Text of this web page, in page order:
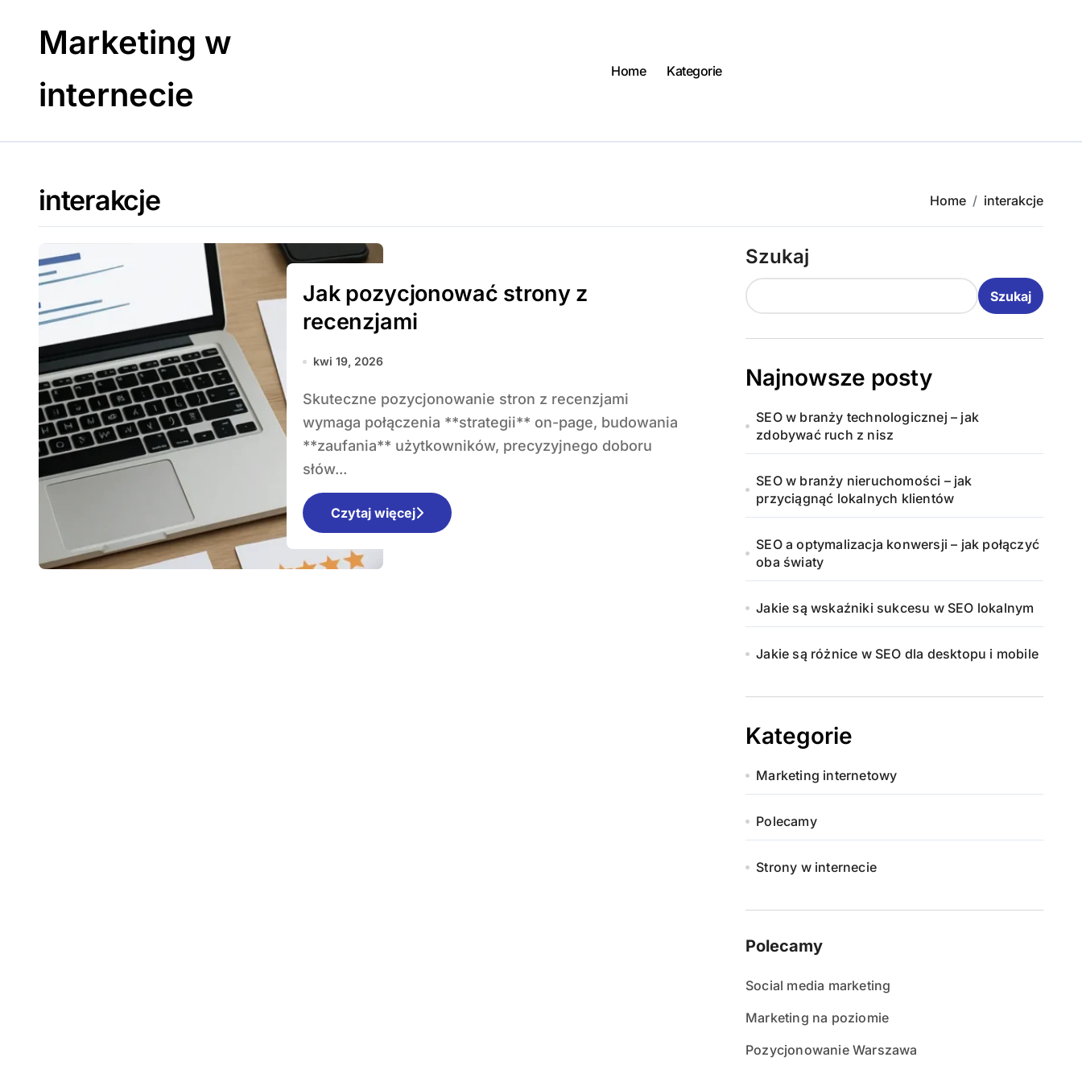
Marketing w
internecie
Home Kategorie
interakcje Home interakcje
Jak pozycjonować strony z
recenzjami
kwi 19, 2026
Skuteczne pozycjonowanie stron z recenzjami
wymaga połączenia **strategii** on-page, budowania
**zaufania** użytkowników, precyzyjnego doboru
słów...
Czytaj więcej
Szukaj
Szukaj
Najnowsze posty
SEO w branży technologicznej – jak
zdobywać ruch z nisz
SEO w branży nieruchomości – jak
przyciągnąć lokalnych klientów
SEO a optymalizacja konwersji – jak połączyć
oba światy
Jakie są wskaźniki sukcesu w SEO lokalnym
Jakie są różnice w SEO dla desktopu i mobile
Kategorie
Marketing internetowy
Polecamy
Strony w internecie
Polecamy
Social media marketing
Marketing na poziomie
Pozycjonowanie Warszawa